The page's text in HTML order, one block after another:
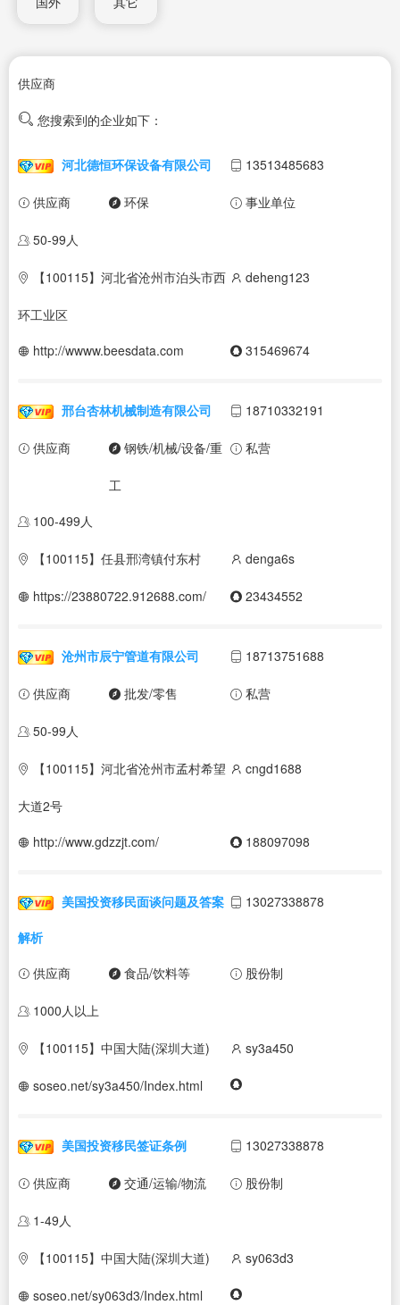
供应商
您搜索到的企业如下：
河北德恒环保设备有限公司 13513485683
供应商 环保 事业单位
50-99人
【100115】河北省沧州市泊头市西
环工业区
deheng123
http://wwww.beesdata.com 315469674
邢台杏林机械制造有限公司 18710332191
供应商 钢铁/机械/设备/重
工
私营
100-499人
【100115】任县邢湾镇付东村 denga6s
https://23880722.912688.com/ 23434552
沧州市辰宁管道有限公司 18713751688
供应商 批发/零售 私营
50-99人
【100115】河北省沧州市孟村希望
大道2号
cngd1688
http://www.gdzzjt.com/ 188097098
美国投资移民面谈问题及答案
解析
13027338878
供应商 食品/饮料等 股份制
1000人以上
【100115】中国大陆(深圳大道) sy3a450
soseo.net/sy3a450/Index.html
美国投资移民签证条例 13027338878
供应商 交通/运输/物流 股份制
1-49人
【100115】中国大陆(深圳大道) sy063d3
soseo.net/sy063d3/Index.html